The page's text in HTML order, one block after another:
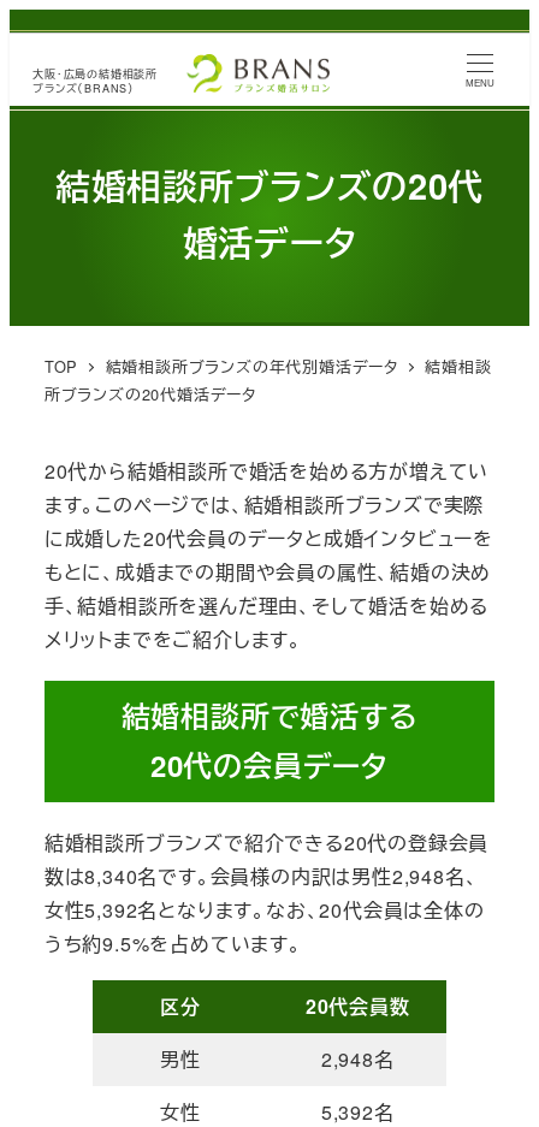
メ
移
大阪・広島の結婚相談所
ブランズ（BRANS）
MENU
結婚相談所ブランズの20代
婚活データ
TOP 結婚相談所ブランズの年代別婚活データ
結婚相談
所ブランズの20代婚活データ
20代から結婚相談所で婚活を始める方が増えてい
ます。このページでは、結婚相談所ブランズで実際
に成婚した20代会員のデータと成婚インタビューを
もとに、成婚までの期間や会員の属性、結婚の決め
手、結婚相談所を選んだ理由、そして婚活を始める
メリットまでをご紹介します。
結婚相談所で婚活する
20代の会員データ
結婚相談所ブランズで紹介できる20代の登録会員
数は8,340名です。会員様の内訳は男性2,948名、
女性5,392名となります。なお、20代会員は全体の
うち約9.5%を占めています。
区分
20代会員数
男性
2,948名
女性
5,392名